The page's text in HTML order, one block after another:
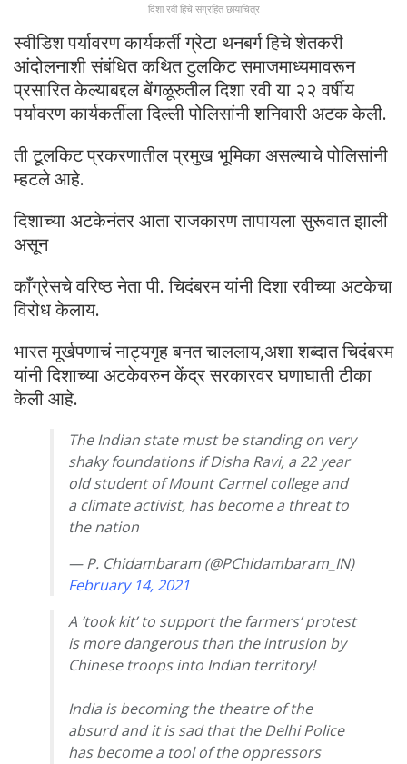
दिशा रवी हिचे संग्रहित छायाचित्र
स्वीडिश पर्यावरण कार्यकर्ती ग्रेटा थनबर्ग हिचे शेतकरी
आंदोलनाशी संबंधित कथित टुलकिट समाजमाध्यमावरून
प्रसारित केल्याबद्दल बेंगळूरुतील दिशा रवी या २२ वर्षीय
पर्यावरण कार्यकर्तीला दिल्ली पोलिसांनी शनिवारी अटक केली.
ती टूलकिट प्रकरणातील प्रमुख भूमिका असल्याचे पोलिसांनी
म्हटले आहे.
दिशाच्या अटकेनंतर आता राजकारण तापायला सुरूवात झाली
असून
काँग्रेसचे वरिष्ठ नेता पी. चिदंबरम यांनी दिशा रवीच्या अटकेचा
विरोध केलाय.
भारत मूर्खपणाचं नाट्यगृह बनत चाललाय,अशा शब्दात चिदंबरम
यांनी दिशाच्या अटकेवरुन केंद्र सरकारवर घणाघाती टीका
केली आहे.
The Indian state must be standing on very
shaky foundations if Disha Ravi, a 22 year
old student of Mount Carmel college and
a climate activist, has become a threat to
the nation
— P. Chidambaram (@PChidambaram_IN)
February 14, 2021
A ‘took kit’ to support the farmers’ protest
is more dangerous than the intrusion by
Chinese troops into Indian territory!
India is becoming the theatre of the
absurd and it is sad that the Delhi Police
has become a tool of the oppressors